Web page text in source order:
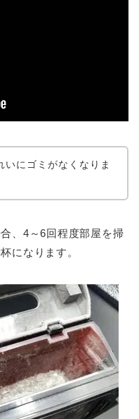
いにゴミがなくなりま
、4～6回程度部屋を掃
になります。